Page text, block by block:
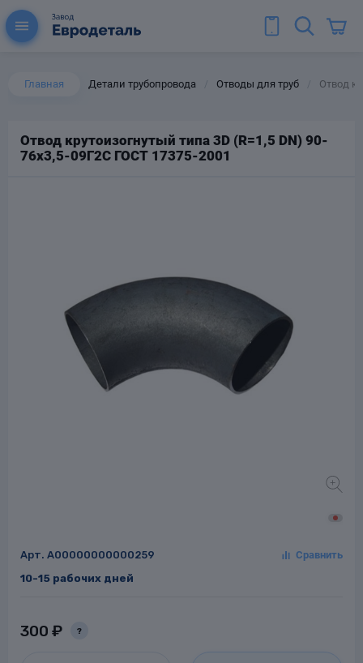
Главная Детали трубопровода Отводы для труб Отвод
Отвод крутоизогнутый типа 3D (R=1,5 DN) 90-
76х3,5-09Г2С ГОСТ 17375-2001
Арт. A00000000000259
10-15 рабочих дней
300 ₽ ?
для труб
стальные